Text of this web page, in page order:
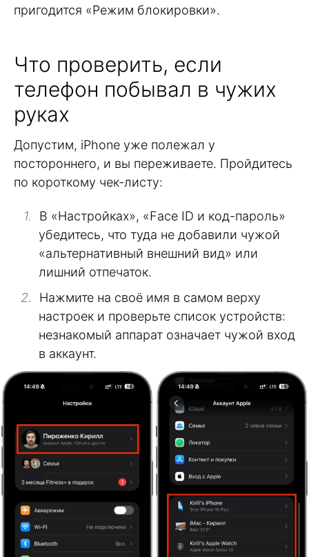
пригодится «Режим блокировки».
Что проверить, если
телефон побывал в чужих
руках
Допустим, iPhone уже полежал у
постороннего, и вы переживаете. Пройдитесь
по короткому чек-листу:
В «Настройках», «Face ID и код-пароль»
убедитесь, что туда не добавили чужой
«альтернативный внешний вид» или
лишний отпечаток.
Нажмите на своё имя в самом верху
настроек и проверьте список устройств:
незнакомый аппарат означает чужой вход
в аккаунт.